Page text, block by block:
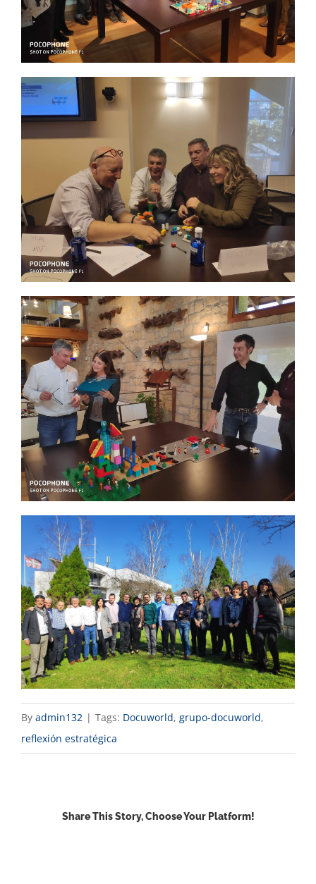
By admin132 | Tags: Docuworld, grupo-docuworld,
reflexión estratégica
Share This Story, Choose Your Platform!